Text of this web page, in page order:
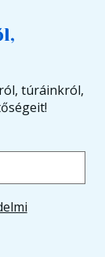
túráinkról,